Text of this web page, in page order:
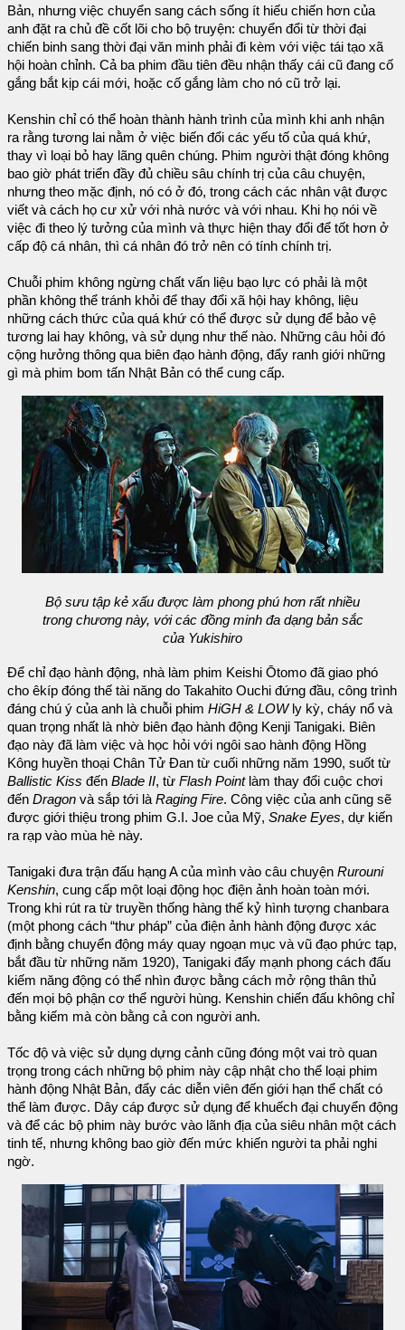
Bản, nhưng việc chuyển sang cách sống ít hiếu chiến hơn của
anh đặt ra chủ đề cốt lõi cho bộ truyện: chuyển đổi từ thời đại
chiến binh sang thời đại văn minh phải đi kèm với việc tái tạo xã
hội hoàn chỉnh. Cả ba phim đầu tiên đều nhận thấy cái cũ đang cố
gắng bắt kịp cái mới, hoặc cố gắng làm cho nó cũ trở lại.
Kenshin chỉ có thể hoàn thành hành trình của mình khi anh nhận
ra rằng tương lai nằm ở việc biến đổi các yếu tố của quá khứ,
thay vì loại bỏ hay lãng quên chúng. Phim người thật đóng không
bao giờ phát triển đầy đủ chiều sâu chính trị của câu chuyện,
nhưng theo mặc định, nó có ở đó, trong cách các nhân vật được
viết và cách họ cư xử với nhà nước và với nhau. Khi họ nói về
việc đi theo lý tưởng của mình và thực hiện thay đổi để tốt hơn ở
cấp độ cá nhân, thì cá nhân đó trở nên có tính chính trị.
Chuỗi phim không ngừng chất vấn liệu bạo lực có phải là một
phần không thể tránh khỏi để thay đổi xã hội hay không, liệu
những cách thức của quá khứ có thể được sử dụng để bảo vệ
tương lai hay không, và sử dụng như thế nào. Những câu hỏi đó
cộng hưởng thông qua biên đạo hành động, đẩy ranh giới những
gì mà phim bom tấn Nhật Bản có thể cung cấp.
Bộ sưu tập kẻ xấu được làm phong phú hơn rất nhiều
trong chương này, với các đồng minh đa dạng bản sắc
của Yukishiro
Để chỉ đạo hành động, nhà làm phim Keishi Ōtomo đã giao phó
cho êkíp đóng thế tài năng do Takahito Ouchi đứng đầu, công trình
đáng chú ý của anh là chuỗi phim HiGH & LOWly kỳ, cháy nổ và
quan trọng nhất là nhờ biên đạo hành động Kenji Tanigaki. Biên
đạo này đã làm việc và học hỏi với ngôi sao hành động Hồng
Kông huyền thoại Chân Tử Đan từ cuối những năm 1990, suốt từ
Ballistic Kiss đến Blade II, từ Flash Pointlàm thay đổi cuộc chơi
đến Dragon và sắp tới là Raging Fire. Công việc của anh cũng sẽ
được giới thiệu trong phim G.I. Joe của Mỹ, Snake Eyes, dự kiến
ra rạp vào mùa hè này.
Tanigaki đưa trận đấu hạng A của mình vào câu chuyện Rurouni
Kenshin, cung cấp một loại động học điện ảnh hoàn toàn mới.
Trong khi rút ra từ truyền thống hàng thế kỷ hình tượng chanbara
(một phong cách “thư pháp” của điện ảnh hành động được xác
định bằng chuyển động máy quay ngoạn mục và vũ đạo phức tạp,
bắt đầu từ những năm 1920), Tanigaki đẩy mạnh phong cách đấu
kiếm năng động có thể nhìn được bằng cách mở rộng thân thủ
đến mọi bộ phận cơ thể người hùng. Kenshin chiến đấu không chỉ
bằng kiếm mà còn bằng cả con người anh.
Tốc độ và việc sử dụng dựng cảnh cũng đóng một vai trò quan
trọng trong cách những bộ phim này cập nhật cho thể loại phim
hành động Nhật Bản, đẩy các diễn viên đến giới hạn thể chất có
thể làm được. Dây cáp được sử dụng để khuếch đại chuyển động
và để các bộ phim này bước vào lãnh địa của siêu nhân một cách
tinh tế, nhưng không bao giờ đến mức khiến người ta phải nghi
ngờ.